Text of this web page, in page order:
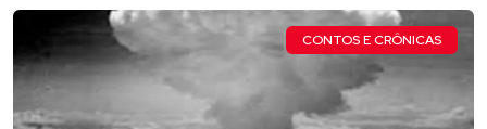
CONTOS E CRÔNICAS